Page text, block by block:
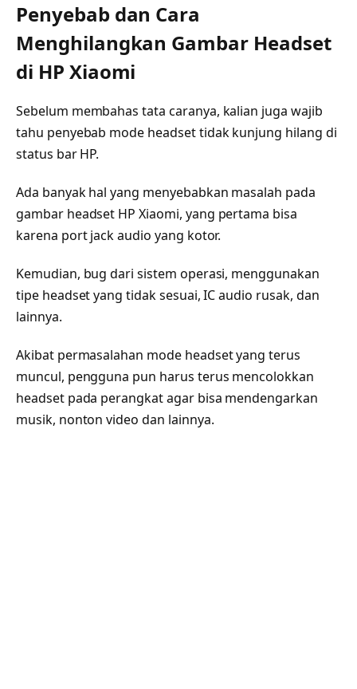
Penyebab dan Cara
Menghilangkan Gambar Headset
di HP Xiaomi
Sebelum membahas tata caranya, kalian juga wajib
tahu penyebab mode headset tidak kunjung hilang di
status bar HP.
Ada banyak hal yang menyebabkan masalah pada
gambar headset HP Xiaomi, yang pertama bisa
karena port jack audio yang kotor.
Kemudian, bug dari sistem operasi, menggunakan
tipe headset yang tidak sesuai, IC audio rusak, dan
lainnya.
Akibat permasalahan mode headset yang terus
muncul, pengguna pun harus terus mencolokkan
headset pada perangkat agar bisa mendengarkan
musik, nonton video dan lainnya.